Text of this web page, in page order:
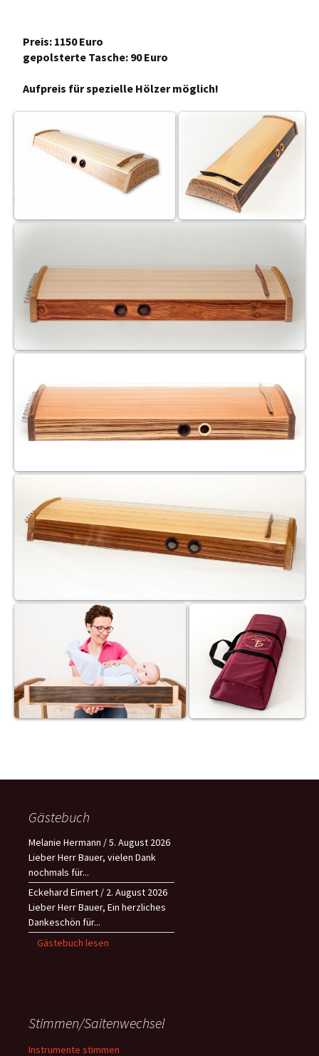
Preis: 1150 Euro
gepolsterte Tasche: 90 Euro
Aufpreis für spezielle Hölzer möglich!
Gästebuch
Melanie Hermann /5. August 2026
Lieber Herr Bauer, vielen Dank
nochmals für...
Eckehard Eimert / 2. August 2026
Lieber Herr Bauer, Ein herzliches
Dankeschön für...
Gästebuch lesen
Stimmen/Saitenwechsel
Instrumente stimmen